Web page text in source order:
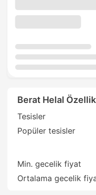
Berat Helal
Tesisler
Popüler tesisler
Min. gecelik fiyat
Ortalama gecelik